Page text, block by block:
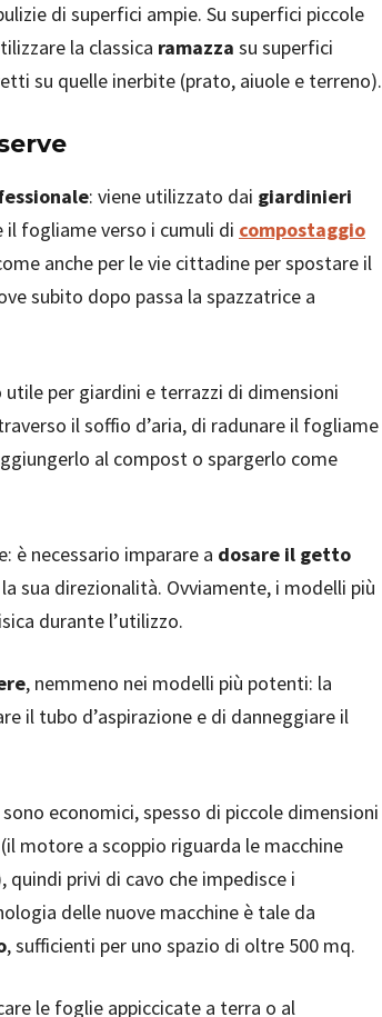
di superfici ampie. Su superfici piccole
la classica ramazza su superfici
su quelle inerbite (prato, aiuole e terreno).
: viene utilizzato dai giardinieri
il fogliame verso i cumuli di compostaggio
anche per le vie cittadine per spostare il
subito dopo passa la spazzatrice a
utile per giardini e terrazzi di dimensioni
il soffio d’aria, di radunare il fogliame
al compost o spargerlo come
è necessario imparare a dosare il getto
sua direzionalità. Ovviamente, i modelli più
durante l’utilizzo.
, nemmeno nei modelli più potenti: la
il tubo d’aspirazione e di danneggiare il
sono economici, spesso di piccole dimensioni
(il motore a scoppio riguarda le macchine
privi di cavo che impedisce i
delle nuove macchine è tale da
, sufficienti per uno spazio di oltre 500 mq.
le foglie appiccicate a terra o al